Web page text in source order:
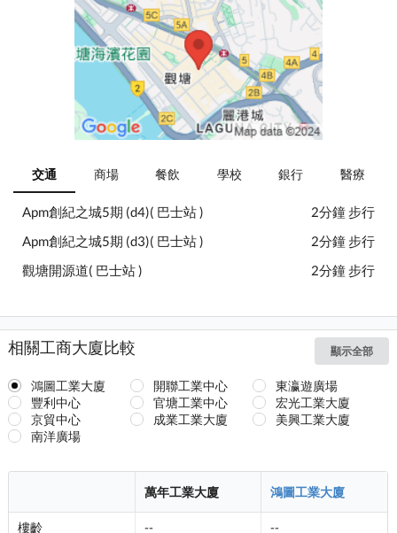
交通 商場 餐飲 學校 銀行 醫療
Apm創紀之城5期 (d4)( 巴士站 )
2分鐘 步行
Apm創紀之城5期 (d3)( 巴士站 )
2分鐘 步行
觀塘開源道( 巴士站 )
2分鐘 步行
相關工商大廈比較 顯示全部
鴻圖工業大廈 開聯工業中心
東瀛遊廣場
豐利中心
官塘工業中心
宏光工業大廈
京貿中心
成業工業大廈
美興工業大廈
南洋廣場
萬年工業大廈 鴻圖工業大廈
樓齡 --
--